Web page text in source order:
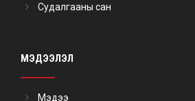
Судалгааны сан
МЭДЭЭЛЭЛ
Мэдээ